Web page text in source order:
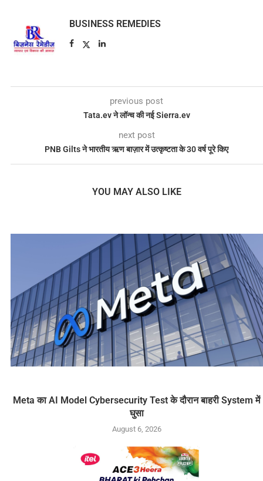
BUSINESS REMEDIES
previous post
Tata.ev ने लॉन्च की नई Sierra.ev
next post
PNB Gilts ने भारतीय ऋण बाज़ार में उत्कृष्टता के 30 वर्ष पूरे किए
YOU MAY ALSO LIKE
Meta का AI Model Cybersecurity Test के दौरान बाहरी System में
घुसा
August 6, 2026